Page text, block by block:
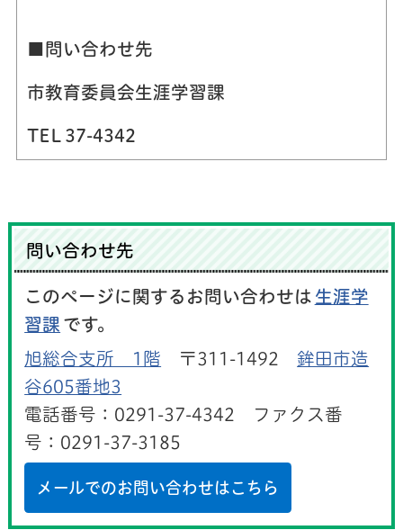
■問い合わせ先
市教育委員会生涯学習課
TEL 37-4342
問い合わせ先
このページに関するお問い合わせは 生涯学
習課 です。
旭総合支所 1階 〒311-1492 鉾田市造
谷605番地3
電話番号：0291-37-4342 ファクス番
号：0291-37-3185
メールでのお問い合わせはこちら